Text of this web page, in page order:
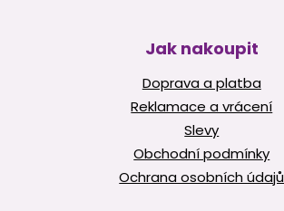
Jak nakoupit
Doprava a platba
Reklamace a vrácení
Slevy
Obchodní podmínky
Ochrana osobních údajů